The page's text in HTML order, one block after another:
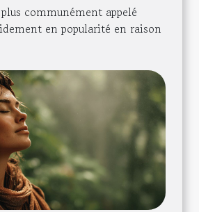
communément appelé
en popularité en raison